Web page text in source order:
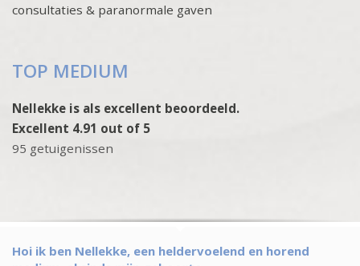
consultaties & paranormale gaven
TOP MEDIUM
Nellekke is als excellent beoordeeld.
Excellent 4.91 out of 5
95 getuigenissen
Hoi ik ben Nellekke, een heldervoelend en horend